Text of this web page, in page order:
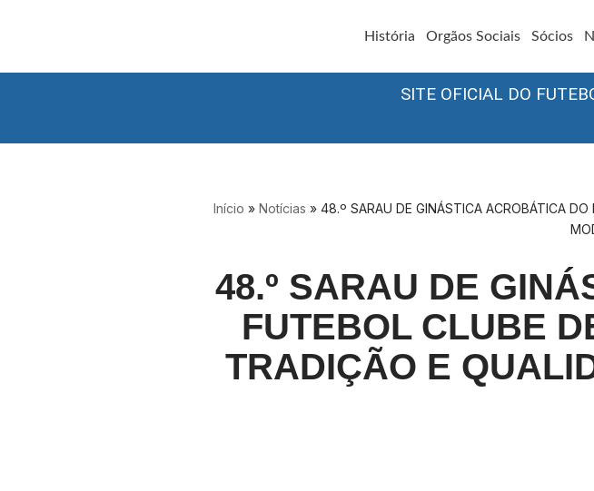
para
História Orgãos Sociais Sócios
SITE OFICIAL DO
Início » Notícias » 48.º SARAU DE GINÁSTICA ACROBÁTICA DO
48.º SARAU DE
FUTEBOL CLUBE
TRADIÇÃO E